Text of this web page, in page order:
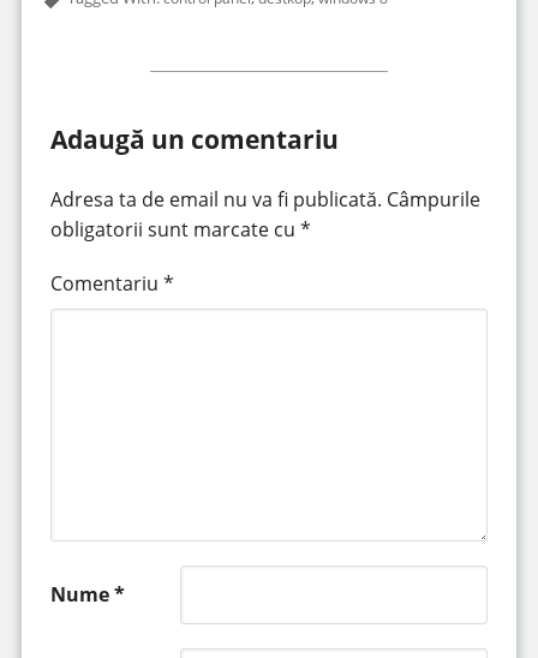
Adaugă un comentariu
Adresa ta de email nu va fi publicată. Câmpurile
obligatorii sunt marcate cu *
Comentariu *
Nume*